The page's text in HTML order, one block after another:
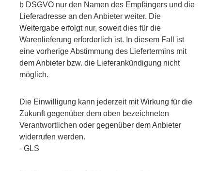
b DSGVO nur den Namen des Empfängers und die
Lieferadresse an den Anbieter weiter. Die
Weitergabe erfolgt nur, soweit dies für die
Warenlieferung erforderlich ist. In diesem Fall ist
eine vorherige Abstimmung des Liefertermins mit
dem Anbieter bzw. die Lieferankündigung nicht
möglich.
Die Einwilligung kann jederzeit mit Wirkung für die
Zukunft gegenüber dem oben bezeichneten
Verantwortlichen oder gegenüber dem Anbieter
widerrufen werden.
- GLS